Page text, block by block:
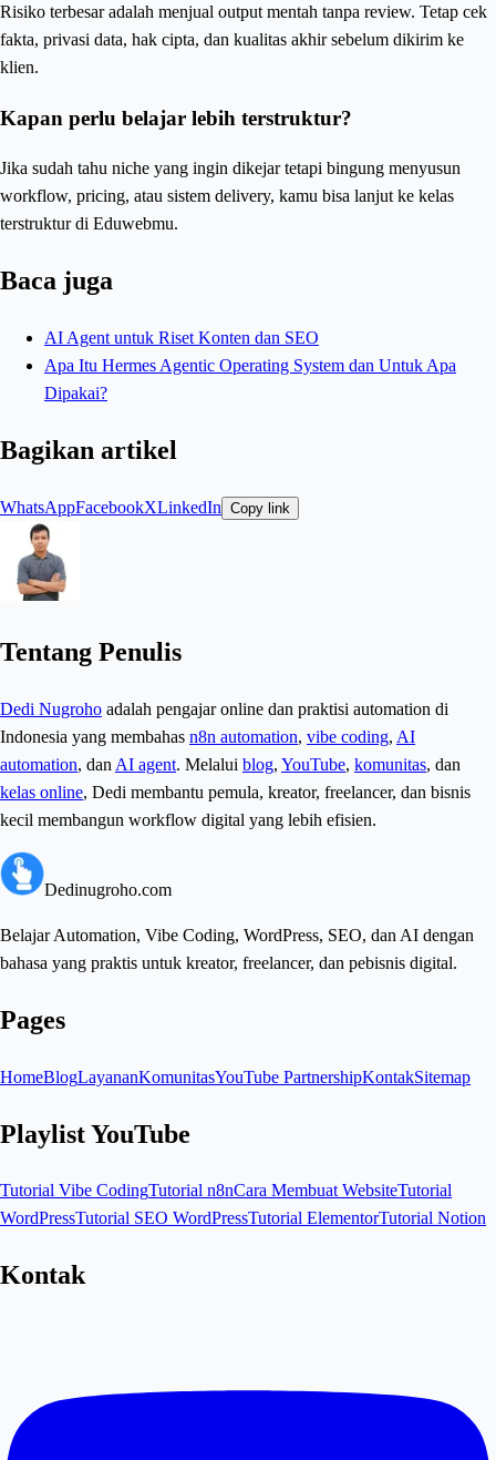
Risiko terbesar adalah menjual output mentah tanpa review. Tetap cek
fakta, privasi data, hak cipta, dan kualitas akhir sebelum dikirim ke
klien.
Kapan perlu belajar lebih terstruktur?
Jika sudah tahu niche yang ingin dikejar tetapi bingung menyusun
workflow, pricing, atau sistem delivery, kamu bisa lanjut ke kelas
terstruktur di Eduwebmu.
Baca juga
AI Agent untuk Riset Konten dan SEO
Apa Itu Hermes Agentic Operating System dan Untuk Apa
Dipakai?
Bagikan artikel
WhatsAppFacebookXLinkedIn Copy link
Tentang Penulis
Dedi Nugroho adalah pengajar online dan praktisi automation di
Indonesia yang membahas n8n automation, vibe coding, AI
automation, dan AI agent. Melalui blog, YouTube, komunitas, dan
kelas online, Dedi membantu pemula, kreator, freelancer, dan bisnis
kecil membangun workflow digital yang lebih efisien.
Dedinugroho.com
Belajar Automation, Vibe Coding, WordPress, SEO, dan AI dengan
bahasa yang praktis untuk kreator, freelancer, dan pebisnis digital.
Pages
HomeBlogLayananKomunitasYouTube PartnershipKontakSitemap
Playlist YouTube
Tutorial Vibe CodingTutorial n8nCara Membuat WebsiteTutorial
WordPressTutorial SEO WordPressTutorial ElementorTutorial Notion
Kontak